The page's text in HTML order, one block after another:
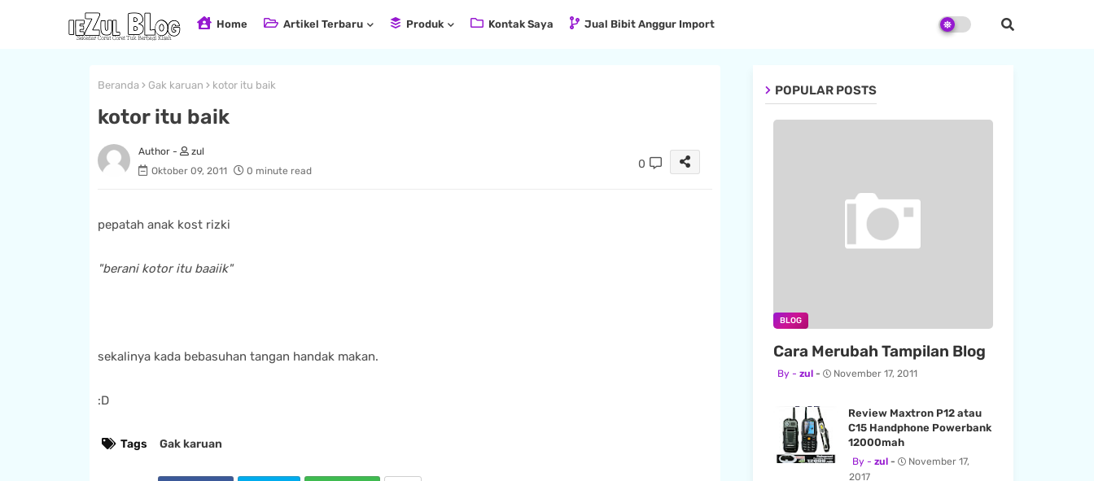
Home Artikel Terbaru Produk Kontak Saya Jual Bibit Anggur Import
Beranda Gak karuan kotor itu baik
kotor itu baik
zul
Oktober 09, 2011
0 minute read
0
pepatah anak kost rizki
"berani kotor itu baaiik"
sekalinya kada bebasuhan tangan handak makan.
:D
Tags Gak karuan
POPULAR POSTS
BLOG
Cara Merubah Tampilan Blog
zul November 17, 2011
Review Maxtron P12 atau
C15 Handphone Powerbank
12000mah
zul
November 17,
2017